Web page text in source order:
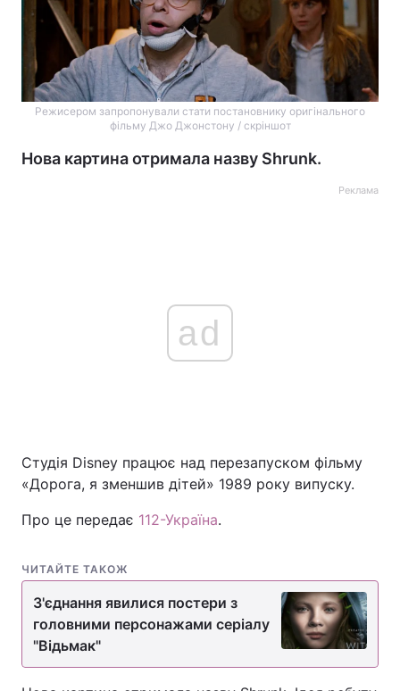
Спорт Наука
Техно і зв'язок Лайт
Режисером запропонували стати постановнику оригінального
фільму Джо Джонстону / скріншот
Нова картина отримала назву Shrunk.
Реклама
ad
Студія Disney працює над перезапуском фільму
«Дорога, я зменшив дітей» 1989 року випуску.
Про це передає 112-Україна.
ЧИТАЙТЕ ТАКОЖ
З'єднання явилися постери з
головними персонажами серіалу
"Відьмак"